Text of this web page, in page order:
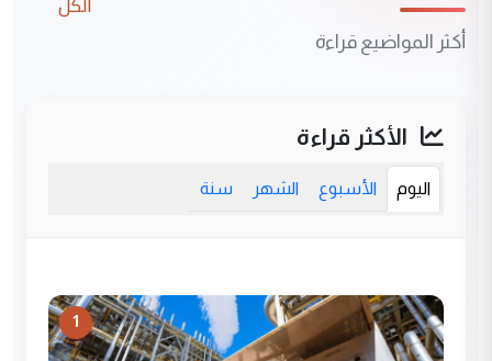
أكثر المواضيع قراءة
الأكثر قراءة
اليوم الأسبوع الشهر سنة
1